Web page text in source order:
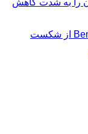
را به شدت کاهش
درس‌های بنیان‌گذاران Bending Spoons از شکست